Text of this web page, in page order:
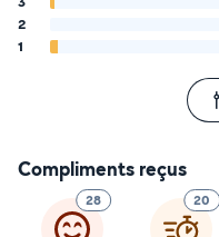
2
1
Compliments reçus
28 20